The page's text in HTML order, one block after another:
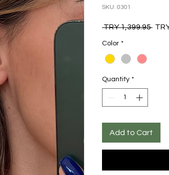
SKU: 0301
TRY 1,399.95
Color *
Quantity *
Add to Cart